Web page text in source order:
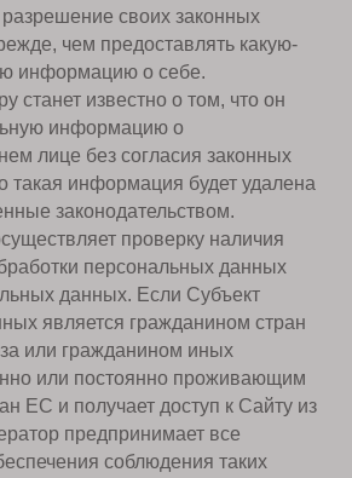
своих законных
чем предоставлять какую-
информацию о себе.
станет известно о том, что он
информацию о
лице без согласия законных
такая информация будет удалена
законодательством.
проверку наличия
персональных данных
данных. Если Субъект
является гражданином стран
или гражданином иных
или постоянно проживающим
ЕС и получает доступ к Сайту из
предпринимает все
соблюдения таких